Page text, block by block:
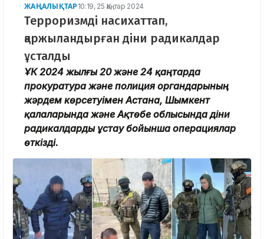
ЖАҢАЛЫҚТАР 10:19, 25 Қаңтар 2024
Терроризмді насихаттап,
қаржыландырған діни радикалдар
ұсталды
ҰҚК 2024 жылғы 20 және 24 қаңтарда
прокуратура және полиция органдарының
жәрдем көрсетуімен Астана, Шымкент
қалаларында және Ақтөбе облысында діни
радикалдарды ұстау бойынша операциялар
өткізді.